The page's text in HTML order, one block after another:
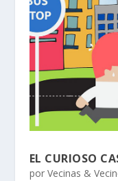
EL CURIOSO
por Vecinas &